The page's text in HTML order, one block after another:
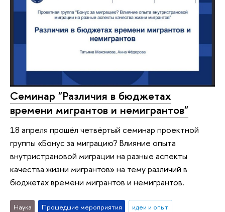
Семинар "Различия в бюджетах
времени мигрантов и немигрантов"
18 апреля прошёл четвёртый семинар проектной
группы «Бонус за миграцию? Влияние опыта
внутристрановой миграции на разные аспекты
качества жизни мигрантов» на тему различий в
бюджетах времени мигрантов и немигрантов.
Наука Прошедшие мероприятия
идеи и опыт